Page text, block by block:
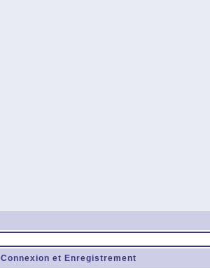
Connexion et Enregistrement